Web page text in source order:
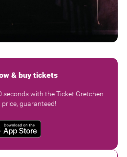
& buy tickets
seconds with the Ticket Gretchen
guaranteed!